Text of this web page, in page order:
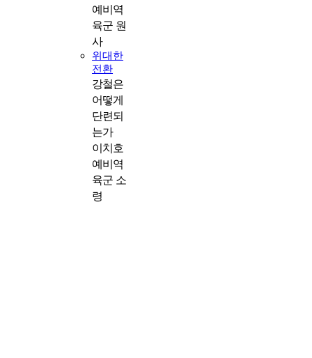
예비역
육군 원
사
위대한
전환
강철은
어떻게
단련되
는가
이치호
예비역
육군 소
령